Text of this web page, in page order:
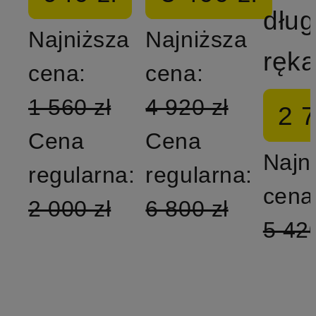
Najniższa
cena:
1 560 zł
Cena
regularna:
2 000 zł
Najniższa
cena:
4 920 zł
Cena
regularna:
6 800 zł
2
5